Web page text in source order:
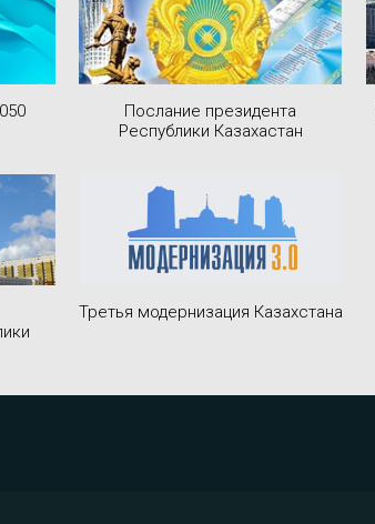
Послание президента
Республики Казахастан
Третья модернизация Казахстана